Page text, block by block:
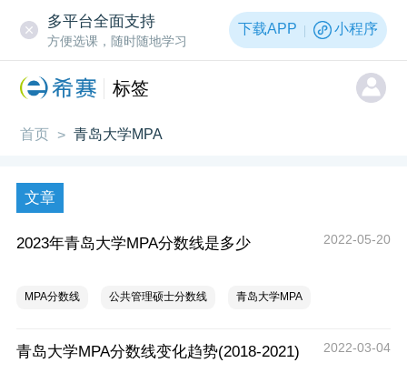
多平台全面支持
方便选课，随时随地学习
下载APP 小程序
标签
首页 > 青岛大学MPA
文章
2023年青岛大学MPA分数线是多少 2022-05-20
MPA分数线 公共管理硕士分数线 青岛大学MPA
青岛大学MPA分数线变化趋势(2018-2021) 2022-03-04